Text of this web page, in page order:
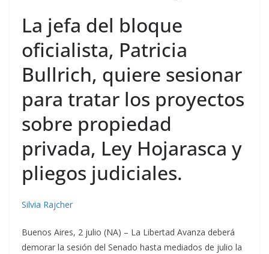
La jefa del bloque
oficialista, Patricia
Bullrich, quiere sesionar
para tratar los proyectos
sobre propiedad
privada, Ley Hojarasca y
pliegos judiciales.
Silvia Rajcher
Buenos Aires, 2 julio (NA) – La Libertad Avanza deberá
demorar la sesión del Senado hasta mediados de julio la